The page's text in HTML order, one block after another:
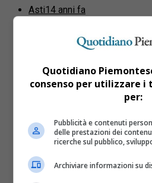
Asti14 anni fa
Incontro ai vertici
e Brignolo, neo
I primi passi di Fabrizio
iniziano dall’occupazione e
città, si identifica con un nome,
Economia14 anni fa
Dati Uil, in
richiesta di
Quotidiano
consenso per utilizzare i
per:
Pubblicità e contenuti
delle prestazioni dei
ricerche sul pubblico,
Archiviare informazioni su